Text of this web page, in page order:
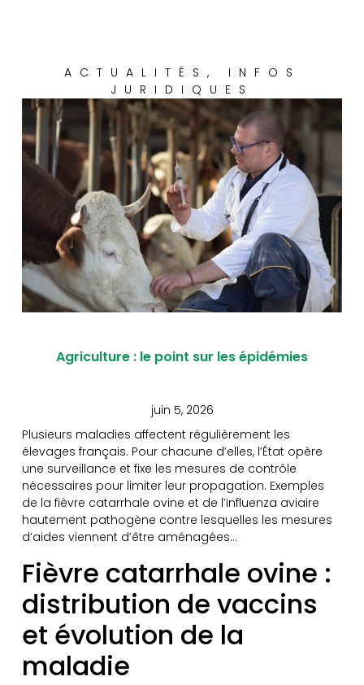
ACTUALITÉS , INFOS
JURIDIQUES
Agriculture : le point sur les épidémies
juin 5, 2026
Plusieurs maladies affectent régulièrement les
élevages français. Pour chacune d’elles, l’État opère
une surveillance et fixe les mesures de contrôle
nécessaires pour limiter leur propagation. Exemples
de la fièvre catarrhale ovine et de l’influenza aviaire
hautement pathogène contre lesquelles les mesures
d’aides viennent d’être aménagées…
Fièvre catarrhale ovine :
distribution de vaccins
et évolution de la
maladie